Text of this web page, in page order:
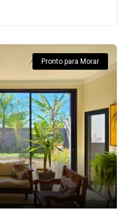
Pronto para Morar